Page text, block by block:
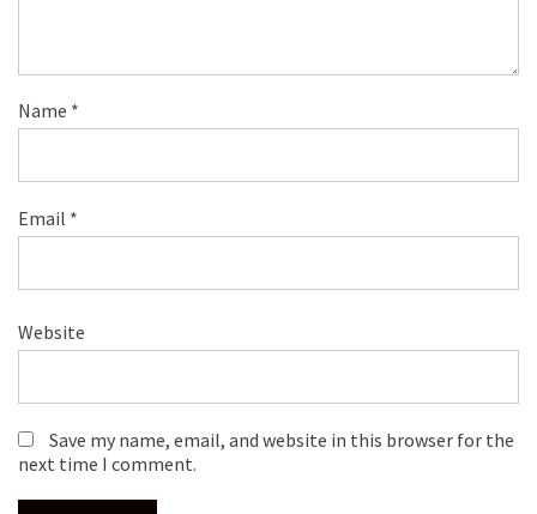
Name *
Email *
Website
Save my name, email, and website in this browser for the
next time I comment.